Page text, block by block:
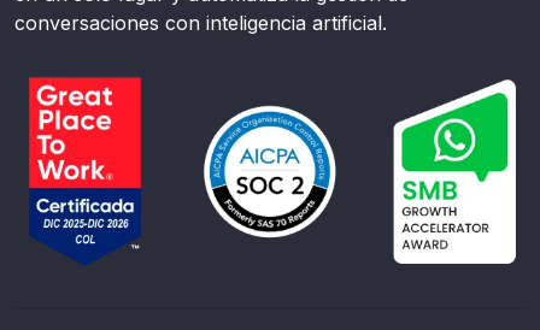
conversaciones con inteligencia artificial.